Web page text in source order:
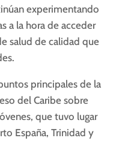
experimentando
a la hora de acceder
salud de calidad que
principales de la
del Caribe sobre
que tuvo lugar
España, Trinidad y